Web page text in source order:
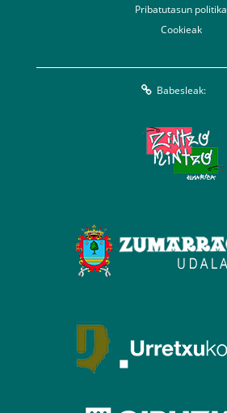
Pribatutasun politika
Cookieak
Babesleak: